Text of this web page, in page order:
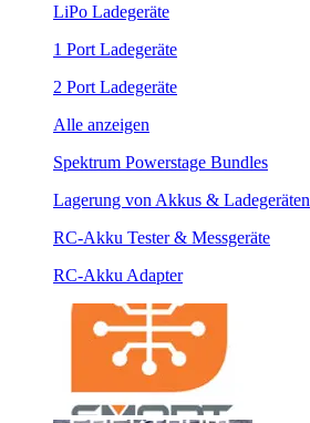
LiPo Ladegeräte
1 Port Ladegeräte
2 Port Ladegeräte
Alle anzeigen
Spektrum Powerstage Bundles
Lagerung von Akkus & Ladegeräten
RC-Akku Tester & Messgeräte
RC-Akku Adapter